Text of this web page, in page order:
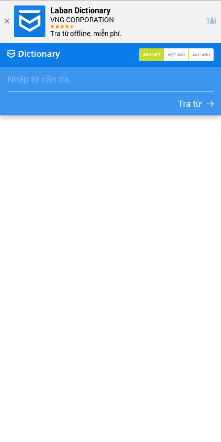
Laban Dictionary
VNG CORPORATION
Tra từ offline, miễn phí.
Tải
ANH VIỆT VIỆT ANH ANH ANH
Tra từ